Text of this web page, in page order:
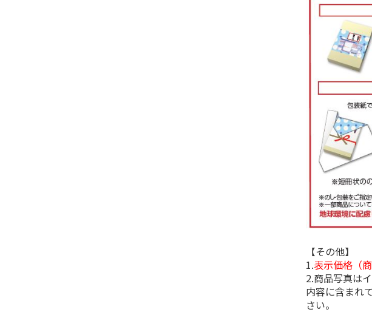
【その他】
1.表示価格（
2.商品写真は
内容に含まれ
さい。